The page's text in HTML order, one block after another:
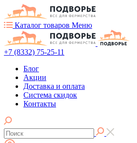
Каталог товаров Меню
+7 (8332) 75-25-11
Блог
Акции
Доставка и оплата
Система скидок
Контакты